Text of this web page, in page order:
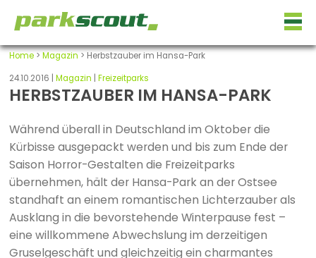
Home> Magazin > Herbstzauber im Hansa-Park
24.10.2016 | Magazin Freizeitparks
HERBSTZAUBER IM HANSA-PARK
Während überall in Deutschland im Oktober die
Kürbisse ausgepackt werden und bis zum Ende der
Saison Horror-Gestalten die Freizeitparks
übernehmen, hält der Hansa-Park an der Ostsee
standhaft an einem romantischen Lichterzauber als
Ausklang in die bevorstehende Winterpause fest –
eine willkommene Abwechslung im derzeitigen
Gruselgeschäft und gleichzeitig ein charmantes